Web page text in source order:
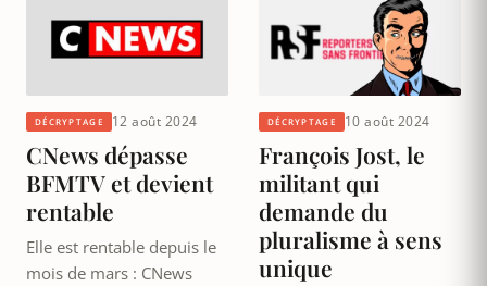
DÉCRYPTAGE 12 août 2024
CNews dépasse
BFMTV et devient
rentable
Elle est rentable depuis le
mois de mars : CNews
DÉCRYPTAGE 10 août 2024
François Jost, le
militant qui
demande du
pluralisme à sens
unique